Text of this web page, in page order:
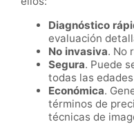
Diagnóstico
evaluación
No invasiva. No
Segura. Puede
todas las
Económica.
términos de
técnicas de